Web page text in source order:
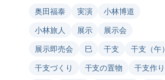
奥田福泰
実演
小林博道
小林旅人
展示
展示会
展示即売会
巳 干支
干支（午）
干支づくり
干支の置物
干支作り